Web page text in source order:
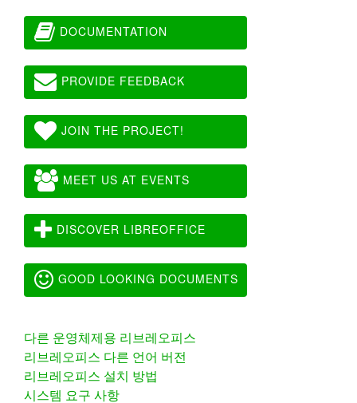
DOCUMENTATION
PROVIDE FEEDBACK
JOIN THE PROJECT!
MEET US AT EVENTS
DISCOVER LIBREOFFICE
GOOD LOOKING DOCUMENTS
다른 운영체제용 리브레오피스
리브레오피스 다른 언어 버전
리브레오피스 설치 방법
시스템 요구 사항